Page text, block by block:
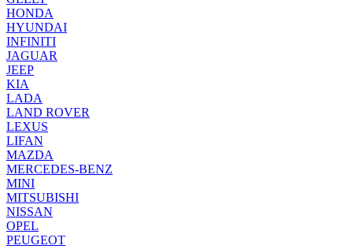
HONDA
HYUNDAI
INFINITI
JAGUAR
JEEP
KIA
LADA
LAND ROVER
LEXUS
LIFAN
MAZDA
MERCEDES-BENZ
MINI
MITSUBISHI
NISSAN
OPEL
PEUGEOT